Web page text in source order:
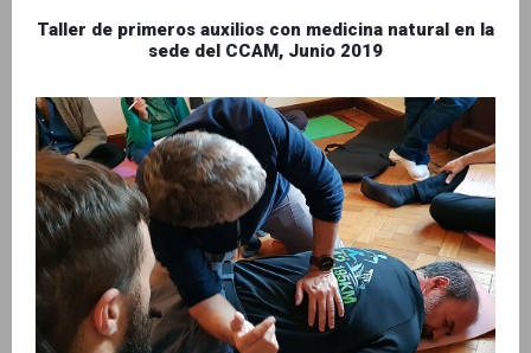
Taller de primeros auxilios con medicina natural en la
sede del CCAM, Junio 2019